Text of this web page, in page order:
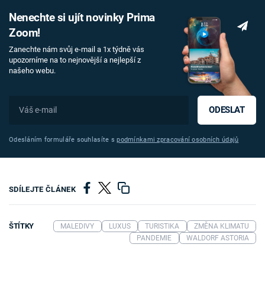
Nenechte si ujít novinky Prima
Zoom!
Zanechte nám svůj e-mail a 1x týdně vás
upozorníme na to nejnovější a nejlepší z
našeho webu.
ODESLAT
Odesláním formuláře souhlasíte spodmínkami zpracování osobních údajů
SDÍLEJTE ČLÁNEK
ŠTÍTKY MALEDIVY LUXUS TURISTIKA
ZMĚNA KLIMATU
PANDEMIE
WALDORF ASTORIA